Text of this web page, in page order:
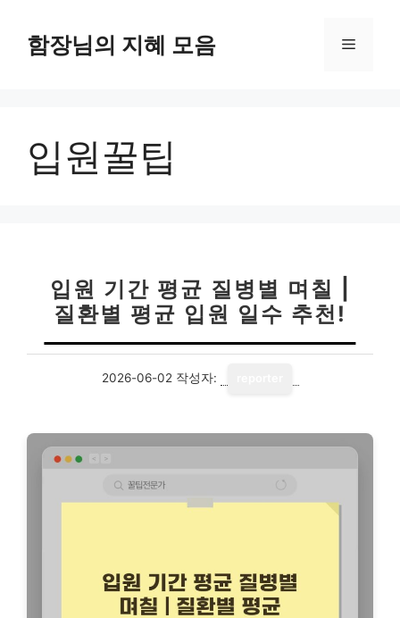
함장님의 지혜 모음 메
입원꿀팁
입원 기간 평균 질병별 며칠 |
질환별 평균 입원 일수 추천!
2026-06-02 작성자: